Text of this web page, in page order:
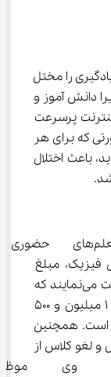
جریان یادگیری را مختل
دانش آموز و
پرسرعت
که برای هر
باعث اختلال
معلمان آنلاین نیز
فیزیک، مبلغ
زیادی برای هر ساعت از کلاس آنلاین دریافت می‌نمایند که
این مبلغ در سال 1404 از 80 هزار تومان تا 1 میلیون و 500
است. همچنین
عدم اتصال و لغو کلاس از
وی